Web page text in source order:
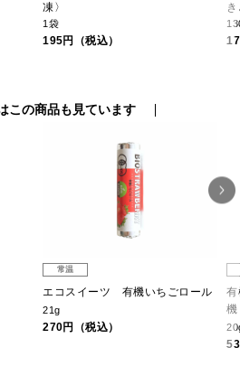
凍〉
1袋
195円（税込）
この商品も見ています
常温
エコスイーツ 有機いちごロール
21g
270円（税込）